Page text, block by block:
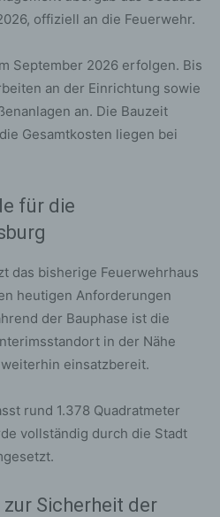
offiziell an die Feuerwehr.
September 2026 erfolgen. Bis
an der Einrichtung sowie
an. Die Bauzeit
Gesamtkosten liegen bei
für die
das bisherige Feuerwehrhaus
heutigen Anforderungen
der Bauphase ist die
in der Nähe
einsatzbereit.
rund 1.378 Quadratmeter
vollständig durch die Stadt
Sicherheit der